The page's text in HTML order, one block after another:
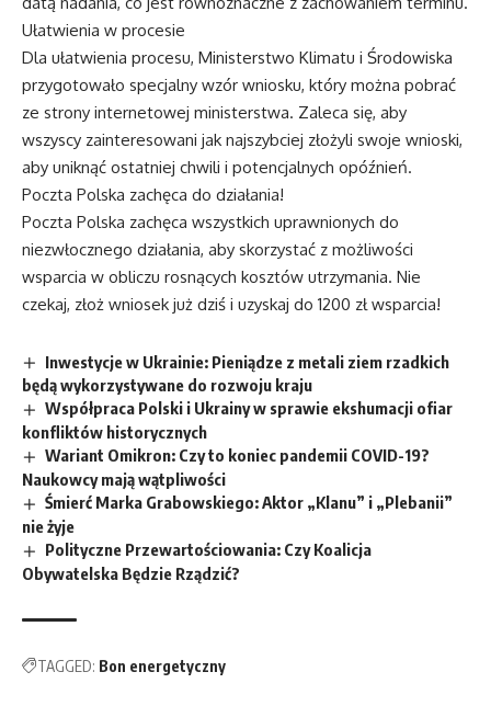
Ułatwienia w procesie
Dla ułatwienia procesu, Ministerstwo Klimatu i Środowiska
przygotowało specjalny wzór wniosku, który można pobrać
ze strony internetowej ministerstwa. Zaleca się, aby
wszyscy zainteresowani jak najszybciej złożyli swoje wnioski,
aby uniknąć ostatniej chwili i potencjalnych opóźnień.
Poczta Polska zachęca do działania!
Poczta Polska zachęca wszystkich uprawnionych do
niezwłocznego działania, aby skorzystać z możliwości
wsparcia w obliczu rosnących kosztów utrzymania. Nie
czekaj, złoż wniosek już dziś i uzyskaj do 1200 zł wsparcia!
Inwestycje w Ukrainie: Pieniądze z metali ziem rzadkich
będą wykorzystywane do rozwoju kraju
Współpraca Polski i Ukrainy w sprawie ekshumacji ofiar
konfliktów historycznych
Wariant Omikron: Czy to koniec pandemii COVID-19?
Naukowcy mają wątpliwości
Śmierć Marka Grabowskiego: Aktor „Klanu” i „Plebanii”
nie żyje
Polityczne Przewartościowania: Czy Koalicja
Obywatelska Będzie Rządzić?
TAGGED: Bon energetyczny